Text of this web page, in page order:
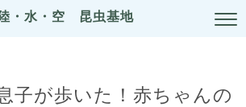
・水・空 昆虫基地
子が歩いた！赤ちゃんの